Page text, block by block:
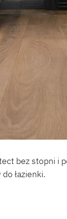
bez stopni i
łazienki.